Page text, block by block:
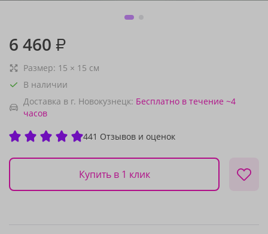
6 460 ₽
Размер: 15 × 15 см
В наличии
Доставка в г. Новокузнецк: Бесплатно в течение ~4
часов
441 Отзывов и оценок
Купить в 1 клик